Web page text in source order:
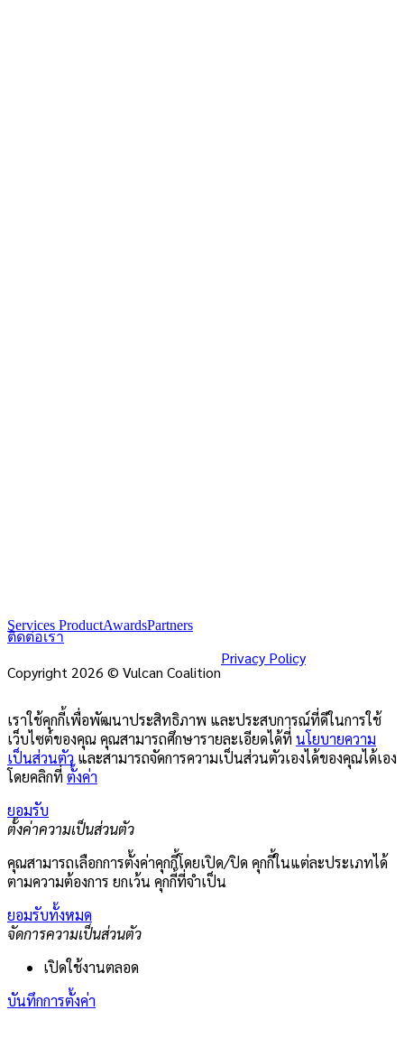
Services ProductAwardsPartners
ติดต่อเรา
Copyright 2026 © Vulcan Coalition
Privacy Policy
เราใช้คุกกี้เพื่อพัฒนาประสิทธิภาพ และประสบการณ์ที่ดีในการใช้
เว็บไซต์ของคุณ คุณสามารถศึกษารายละเอียดได้ที่ นโยบายความ
เป็นส่วนตัว และสามารถจัดการความเป็นส่วนตัวเองได้ของคุณได้เอง
โดยคลิกที่ ตั้งค่า
ยอมรับ
ตั้งค่าความเป็นส่วนตัว
คุณสามารถเลือกการตั้งค่าคุกกี้โดยเปิด/ปิด คุกกี้ในแต่ละประเภทได้
ตามความต้องการ ยกเว้น คุกกี้ที่จำเป็น
ยอมรับทั้งหมด
จัดการความเป็นส่วนตัว
เปิดใช้งานตลอด
บันทึกการตั้งค่า